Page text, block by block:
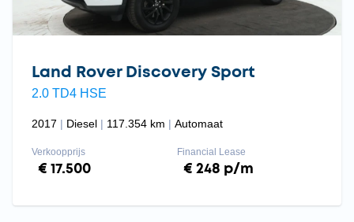
Land Rover Discovery Sport
2.0 TD4 HSE
2017 Diesel 117.354 km Automaat
Verkoopprijs
€ 17.500
Financial Lease
€ 248 p/m